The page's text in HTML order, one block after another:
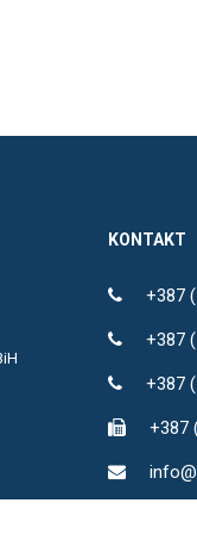
KONTAKT
+387
+387
+387
+387